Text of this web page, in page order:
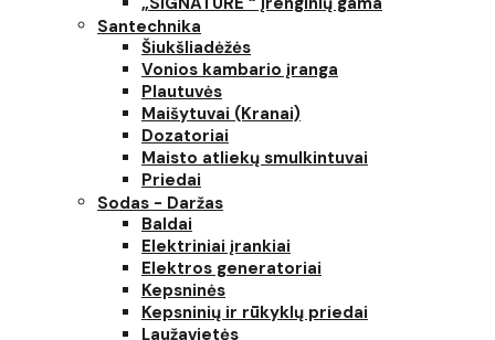
Santechnika
Šiukšliadėžės
Vonios kambario įranga
Plautuvės
Maišytuvai (Kranai)
Dozatoriai
Maisto atliekų smulkintuvai
Priedai
Sodas - Daržas
Baldai
Elektriniai įrankiai
Elektros generatoriai
Kepsninės
Kepsninių ir rūkyklų priedai
Laužavietės